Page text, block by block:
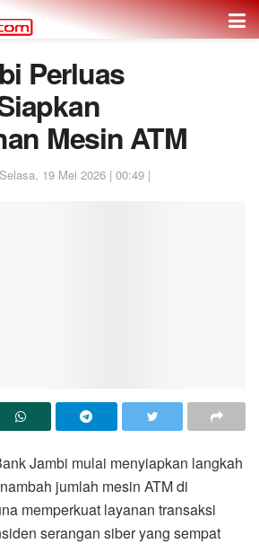
Perluas
Mesin ATM
Selasa, 19 Mei 2026 | 00:49 |
Jambi mulai menyiapkan langkah
jumlah mesin ATM di
memperkuat layanan transaksi
serangan siber yang sempat